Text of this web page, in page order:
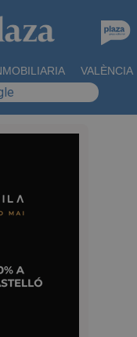
VALÈNCIA